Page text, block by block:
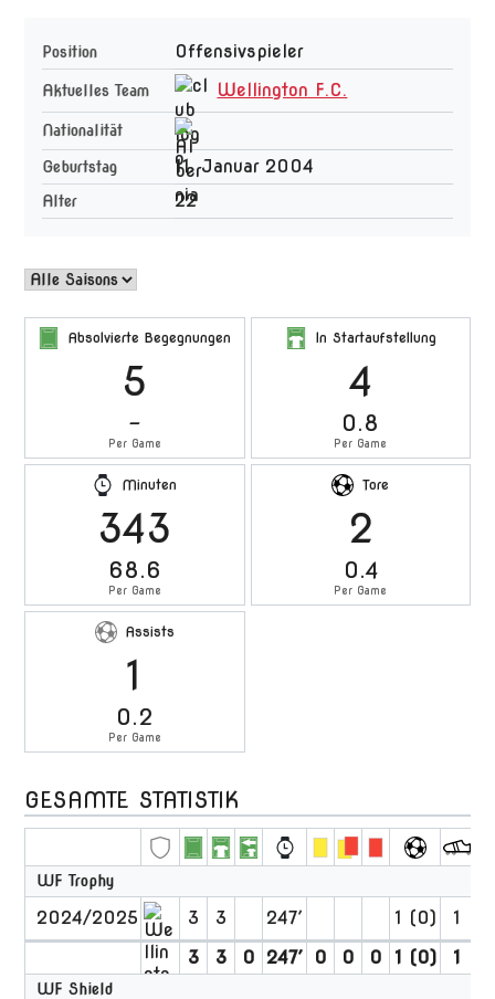
Position Offensivspieler
Aktuelles Team Wellington F.C.
Nationalität
Geburtstag 11. Januar 2004
Alter 22
Absolvierte Begegnungen
5
-
Per Game
In Startaufstellung
4
0.8
Per Game
Minuten
343
68.6
Per Game
Tore
2
0.4
Per Game
Assists
1
0.2
Per Game
GESAMTE STATISTIK
WF Trophy
2024/2025 3 3 247′ 1 (0)
1
3
3 0 247′ 0 0 0 1 (0) 1
WF Shield